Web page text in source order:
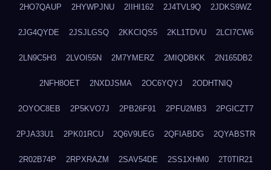
2HO7QAUP 2HYWPJNU 2IIHI162 2J4TVL9Q 2JDKS9WZ
2JG4QYDE 2JSJLGSQ 2KKCIQS5 2KL1TDVU 2LCI7CW6
2LN9C5H3 2LVOI55N 2M7YMERZ 2MIQDBKK 2N165DB2
2NFH8OET 2NXDJSMA 2OC6YQYJ 2ODHTNIQ
2OYOC8EB 2P5KVO7J 2PB26F91 2PFU2MB3 2PGICZT7
2PJA33U1 2PK01RCU 2Q6V9UEG 2QFIABDG 2QYABSTR
2R02B74P 2RPXRAZM 2SAV54DE 2SS1XHM0 2T0TIR21